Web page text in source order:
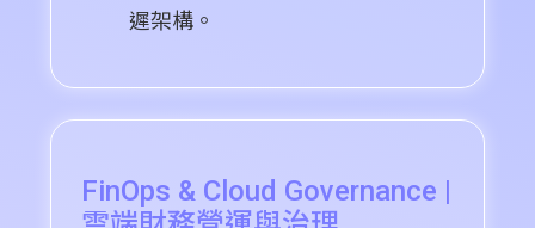
遲架構。
FinOps & Cloud Governance |